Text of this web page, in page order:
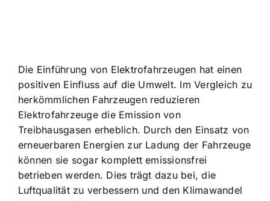
Die Einführung von Elektrofahrzeugen hat einen
positiven Einfluss auf die Umwelt. Im Vergleich zu
herkömmlichen Fahrzeugen reduzieren
Elektrofahrzeuge die Emission von
Treibhausgasen erheblich. Durch den Einsatz von
erneuerbaren Energien zur Ladung der Fahrzeuge
können sie sogar komplett emissionsfrei
betrieben werden. Dies trägt dazu bei, die
Luftqualität zu verbessern und den Klimawandel